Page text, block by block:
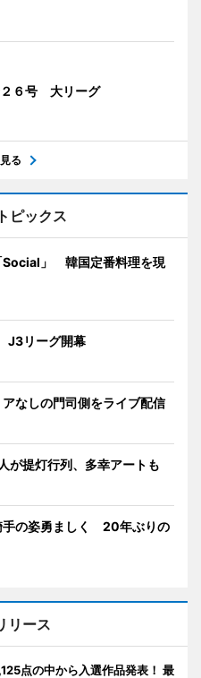
６号 大リーグ
る
ピックス
Social」 韓国定番料理を現
J3リーグ開幕
なしの門司側をライブ配信
提灯行列、多幸アートも
手の姿勇ましく 20年ぶりの
リース
点の中から入選作品発表！ 最